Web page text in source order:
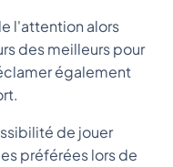
l'attention alors
des meilleurs pour
également
de jouer
préférées lors de